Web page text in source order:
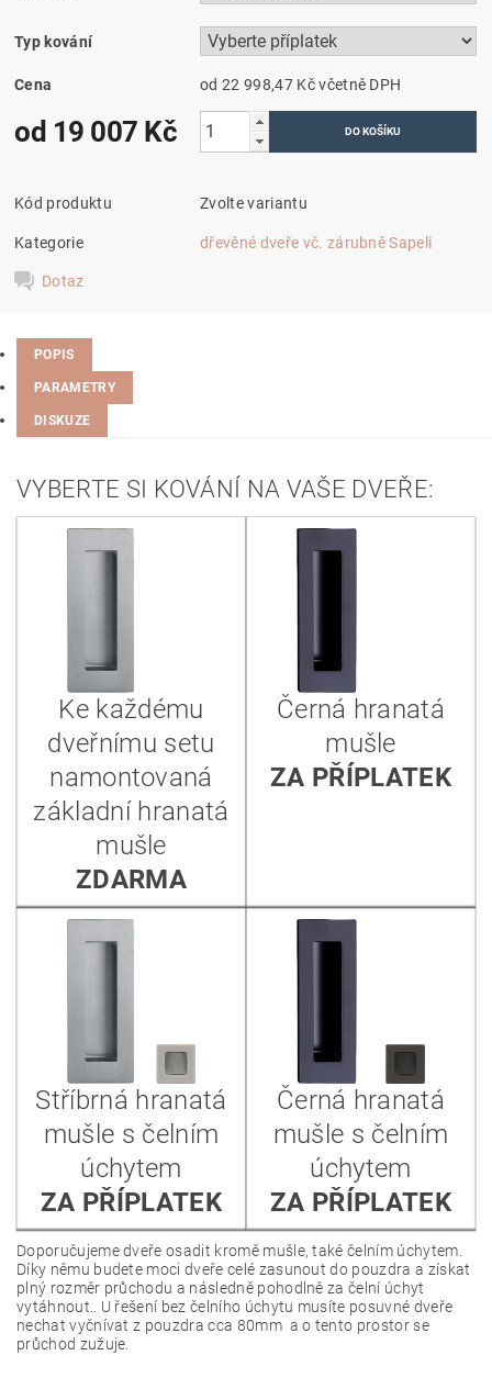
Typ kování
Cena od 22 998,47 Kčvčetně DPH
od 19 007 Kč
Kód produktu Zvolte variantu
Kategorie dřevěné dveře vč. zárubně Sapeli
Dotaz
POPIS
PARAMETRY
DISKUZE
VYBERTE SI KOVÁNÍ NA VAŠE DVEŘE:
Ke každému
dveřnímu setu
namontovaná
základní hranatá
mušle
ZDARMA
Černá hranatá
mušle
ZA PŘÍPLATEK
Stříbrná hranatá
mušle s čelním
úchytem
ZA PŘÍPLATEK
Černá hranatá
mušle s čelním
úchytem
ZA PŘÍPLATEK
Doporučujeme dveře osadit kromě mušle, také čelním úchytem.
Díky němu budete moci dveře celé zasunout do pouzdra a získat
plný rozměr průchodu a následně pohodlně za čelní úchyt
vytáhnout.. U řešení bez čelního úchytu musíte posuvné dveře
nechat vyčnívat z pouzdra cca 80mm a o tento prostor se
průchod zužuje.